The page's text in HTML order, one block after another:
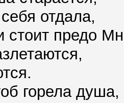
отдала,
стоит предо
горела душа,